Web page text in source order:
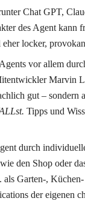
Chat GPT,
des Agent kann
locker,
vor allem
Marvin
gut –
Tipps und
durch
den Shop oder
als Garten-,
der eigenen